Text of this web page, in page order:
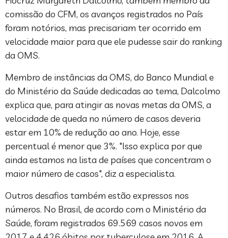
comissão do CFM, os avanços registrados no País
foram notórios, mas precisariam ter ocorrido em
velocidade maior para que ele pudesse sair do ranking
da OMS.
Membro de instâncias da OMS, do Banco Mundial e
do Ministério da Saúde dedicadas ao tema, Dalcolmo
explica que, para atingir as novas metas da OMS, a
velocidade de queda no número de casos deveria
estar em 10% de redução ao ano. Hoje, esse
percentual é menor que 3%. "Isso explica por que
ainda estamos na lista de países que concentram o
maior número de casos", diz a especialista.
Outros desafios também estão expressos nos
números. No Brasil, de acordo com o Ministério da
Saúde, foram registrados 69.569 casos novos em